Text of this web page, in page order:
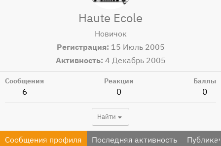
Haute Ecole
Новичок
Регистрация 15 Июль 2005
Активность 4 Декабрь 2005
Сообщения
6
Реакции
0
Баллы
0
Найти
Сообщения профиля Последняя активность